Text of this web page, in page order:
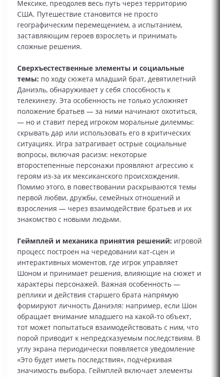
Мексике, преодолев весь путь через территорию
США. Путешествие становится не просто
географическим перемещением, а испытанием,
заставляющим героев взрослеть и принимать
сложные решения.
Сверхъестественные элементы и социальные
темы: по ходу сюжета младший брат, девятилетний
Даниэль, обнаруживает у себя способность к
телекинезу. Эта особенность не только усложняет
положение братьев — за ними начинают охотиться,
— но и ставит перед игроком моральные дилеммы:
скрывать дар или использовать его в критических
ситуациях. Игра затрагивает острые социальные
вопросы, включая расизм: некоторые
второстепенные персонажи проявляют агрессию к
героям из‑за их мексиканского происхождения.
Помимо этого, в повествовании раскрываются темы
первой любви, дружбы, семейных отношений и
взросления — через взаимодействие братьев и их
знакомство с новыми людьми.
Геймплей и механика принятия решений: игровой
процесс построен на чередовании кат‑сцен и
интерактивных моментов, где игрок управляет
Шоном и принимает решения, влияющие на сюжет и
характеры персонажей. Важная особенность —
реплики и действия старшего брата напрямую
формируют личность Даниэля: например, если Шон
обращает внимание младшего на какой‑то объект,
тот может попытаться взаимодействовать с ним, что
порой приводит к непредсказуемым последствиям. В
углу экрана периодически появляется уведомление
«Это будет иметь последствия», подчёркивая
значимость выбора. Геймплей включает элементы